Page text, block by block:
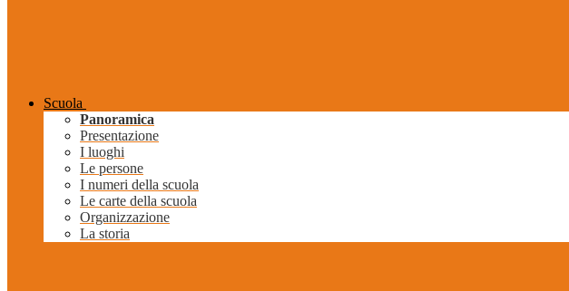
Scuola
Panoramica
Presentazione
I luoghi
Le persone
I numeri della scuola
Le carte della scuola
Organizzazione
La storia